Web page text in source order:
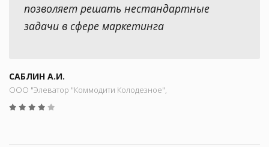
позволяет решать нестандартные
задачи в сфере маркетинга
САБЛИН А.И.
ООО "Элеватор "Коммодити Колодезное",